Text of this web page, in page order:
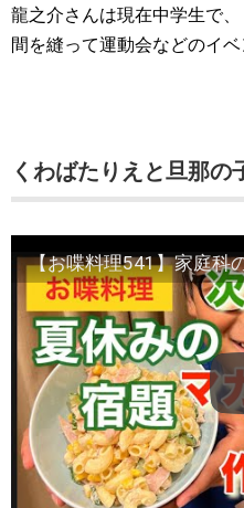
龍之介さんは現在中学生で
間を縫って運動会などのイ
くわばたりえと旦那の